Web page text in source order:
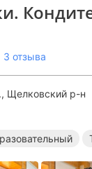
3 отзыва
Щелковский р-н
в Подмосковье
Подмосковье